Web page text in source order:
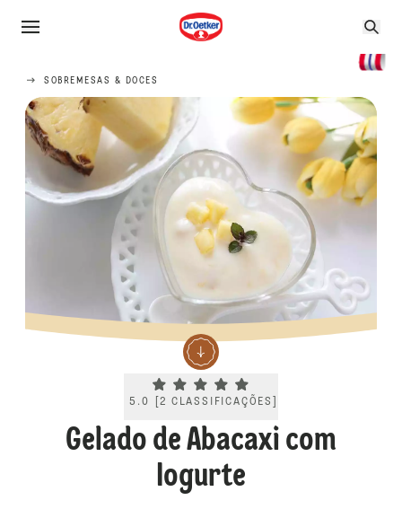
SOBREMESAS & DOCES
Current rating 5.0. Click to rate.
5.0 [2 CLASSIFICAÇÕES
Gelado de Abacaxi com
Iogurte